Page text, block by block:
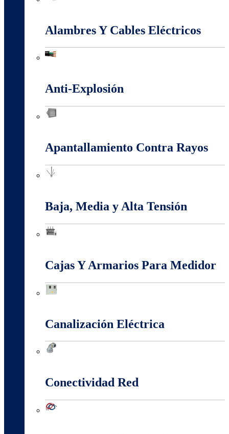
Alambres Y Cables Eléctricos
Anti-Explosión
Apantallamiento Contra Rayos
Baja, Media y Alta Tensión
Cajas Y Armarios Para Medidor
Canalización Eléctrica
Conectividad Red